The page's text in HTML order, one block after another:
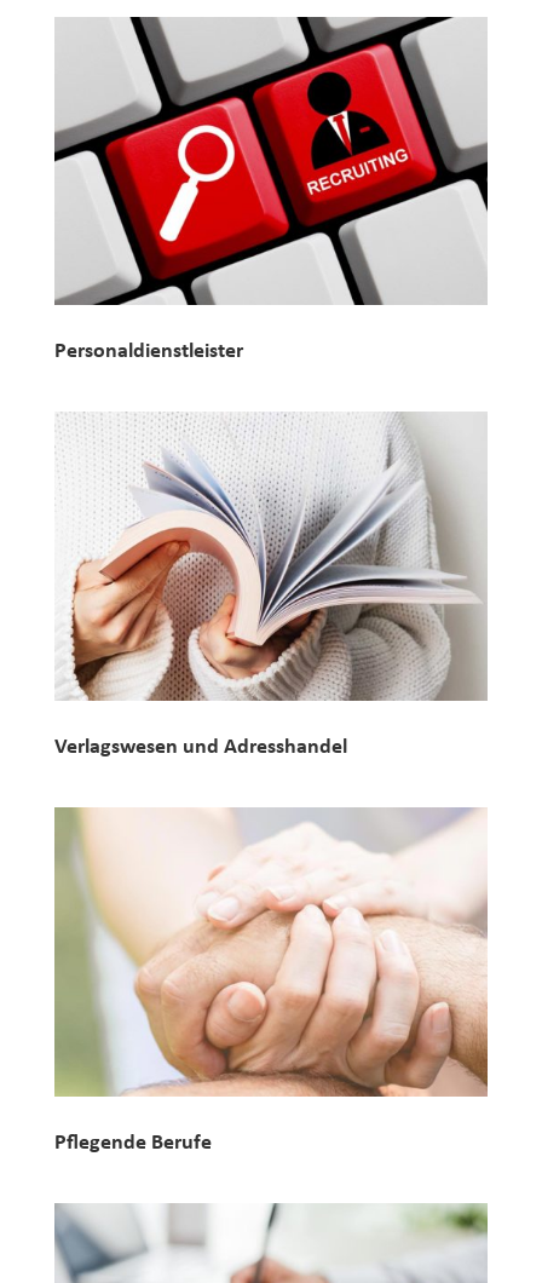
Personaldienstleister
Verlagswesen und Adresshandel
Pflegende Berufe